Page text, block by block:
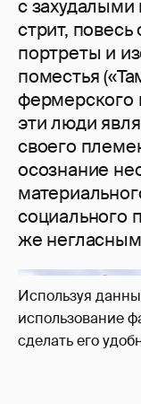
Используя
использование
сделать его
с
стрит, повесь
портреты и
поместья
фермерского
эти люди
своего
осознание
социального
же